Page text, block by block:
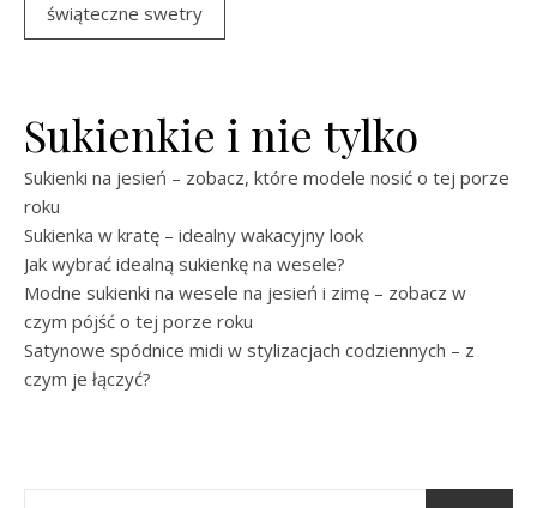
świąteczne swetry
Sukienkie i nie tylko
Sukienki na jesień – zobacz, które modele nosić o tej porze
roku
Sukienka w kratę – idealny wakacyjny look
Jak wybrać idealną sukienkę na wesele?
Modne sukienki na wesele na jesień i zimę – zobacz w
czym pójść o tej porze roku
Satynowe spódnice midi w stylizacjach codziennych – z
czym je łączyć?